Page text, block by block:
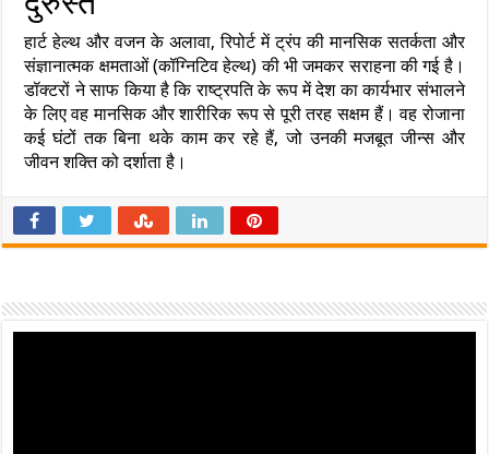
हार्ट हेल्थ और वजन के अलावा, रिपोर्ट में ट्रंप की मानसिक सतर्कता और
संज्ञानात्मक क्षमताओं (कॉग्निटिव हेल्थ) की भी जमकर सराहना की गई है।
डॉक्टरों ने साफ किया है कि राष्ट्रपति के रूप में देश का कार्यभार संभालने
के लिए वह मानसिक और शारीरिक रूप से पूरी तरह सक्षम हैं। वह रोजाना
कई घंटों तक बिना थके काम कर रहे हैं, जो उनकी मजबूत जीन्स और
जीवन शक्ति को दर्शाता है।